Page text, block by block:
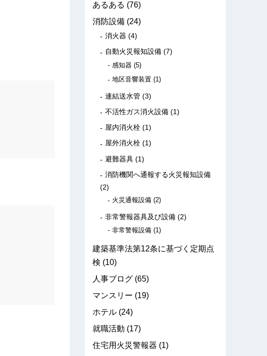
あるある (76)
消防設備 (24)
消火器 (4)
自動火災報知設備 (7)
感知器 (5)
地区音響装置 (1)
連結送水管 (3)
不活性ガス消火設備 (1)
屋内消火栓 (1)
屋外消火栓 (1)
避難器具 (1)
消防機関へ通報する火災報知設備
(2)
火災通報設備 (2)
非常警報器具及び設備 (2)
非常警報設備 (1)
建築基準法第12条に基づく定期点
検 (10)
人事ブログ (65)
マンスリー (19)
ホテル (24)
就職活動 (17)
住宅用火災警報器 (1)